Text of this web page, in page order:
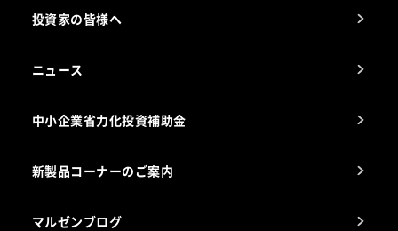
電気・ガス別厨房機器
アフターサービスお問合せ先
海外出店をご検討のお客様へ
投資家の皆様へ
ニュース
中小企業省力化投資補助金
新製品コーナーのご案内
マルゼンブログ